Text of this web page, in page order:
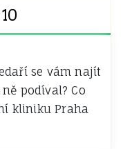
se vám najít
podíval? Co
kliniku Praha